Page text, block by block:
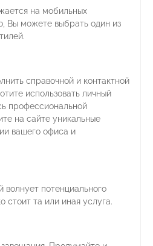
на мобильных
Вы можете выбрать один из
справочной и контактной
использовать личный
профессиональной
на сайте уникальные
вашего офиса и
волнует потенциального
стоит та или иная услуга.